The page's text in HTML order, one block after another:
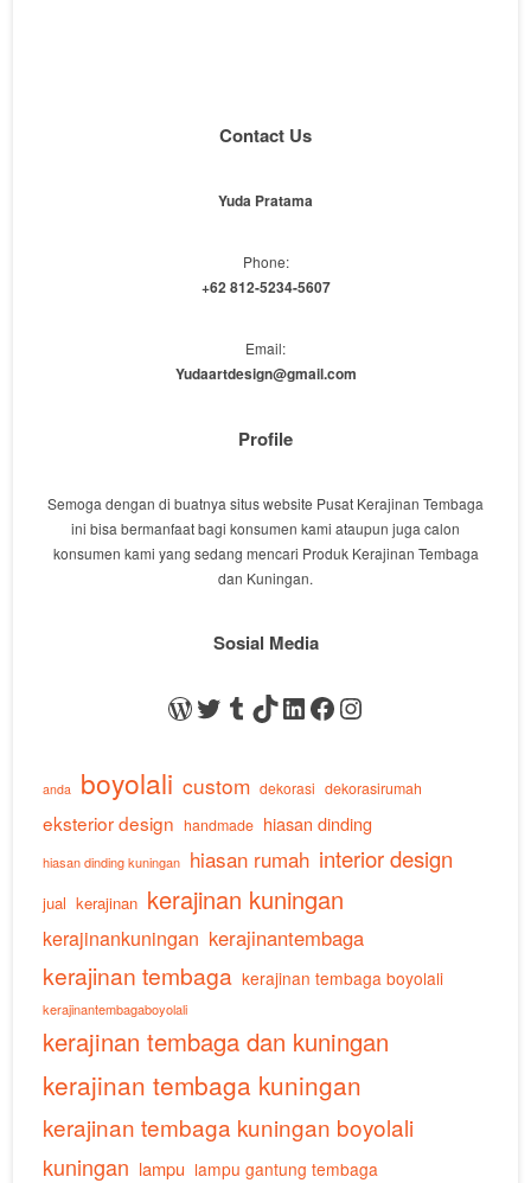
Contact Us
Yuda Pratama
Phone:
+62 812-5234-5607
Email:
Yudaartdesign@gmail.com
Profile
Semoga dengan di buatnya situs website Pusat Kerajinan Tembaga
ini bisa bermanfaat bagi konsumen kami ataupun juga calon
konsumen kami yang sedang mencari Produk Kerajinan Tembaga
dan Kuningan.
Sosial Media
WordPress
Twitter
Tumblr
TikTok
LinkedIn
Facebook
Instagram
anda boyolali custom dekorasi dekorasirumah
eksterior design handmade hiasan dinding
hiasan dinding kuningan hiasan rumah interior design
jual kerajinan kerajinan kuningan
kerajinankuningan kerajinantembaga
kerajinan tembaga kerajinan tembaga boyolali
kerajinantembagaboyolali
kerajinan tembaga dan kuningan
kerajinan tembaga kuningan
kerajinan tembaga kuningan boyolali
kuningan lampu lampu gantung tembaga